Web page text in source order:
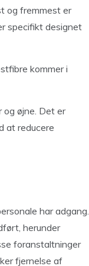
og fremmest er
specifikt designet
kommer i
øjne. Det er
at reducere
har adgang.
herunder
foranstaltninger
fjernelse af